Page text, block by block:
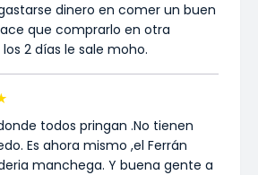
dinero en comer un buen
que comprarlo en otra
2 días le sale moho.
todos pringan .No tienen
Es ahora mismo ,el Ferrán
manchega. Y buena gente a